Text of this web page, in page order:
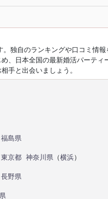
独自のランキングや口コミ情
、日本全国の最新婚活パーテ
手と出会いましょう。
福島県
東京都 神奈川県 （横浜）
長野県